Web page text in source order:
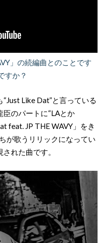
」の続編曲とのことです
すか？
Like Dat”と言っている
のパートに“LAとか
feat. JP THE WAVY」をき
が歌うリリックになってい
れた曲です。